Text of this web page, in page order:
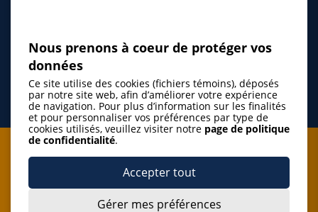
Je m'abonne à l'infolettre
Nous prenons à coeur de protéger vos
données
Ce site utilise des cookies (fichiers témoins), déposés
par notre site web, afin d’améliorer votre expérience
de navigation. Pour plus d’information sur les finalités
et pour personnaliser vos préférences par type de
cookies utilisés, veuillez visiter notre page de politique
de confidentialité.
Accepter tout
Gérer mes préférences